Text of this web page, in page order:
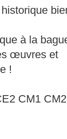
à la
œuvres et
!
CM1